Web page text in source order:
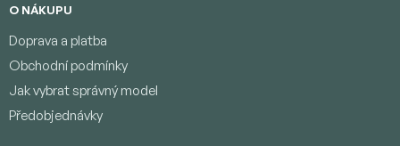
O NÁKUPU
Doprava a platba
Obchodní podmínky
Jak vybrat správný model
Předobjednávky